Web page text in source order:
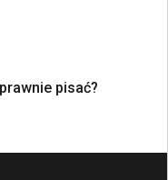
pisać?